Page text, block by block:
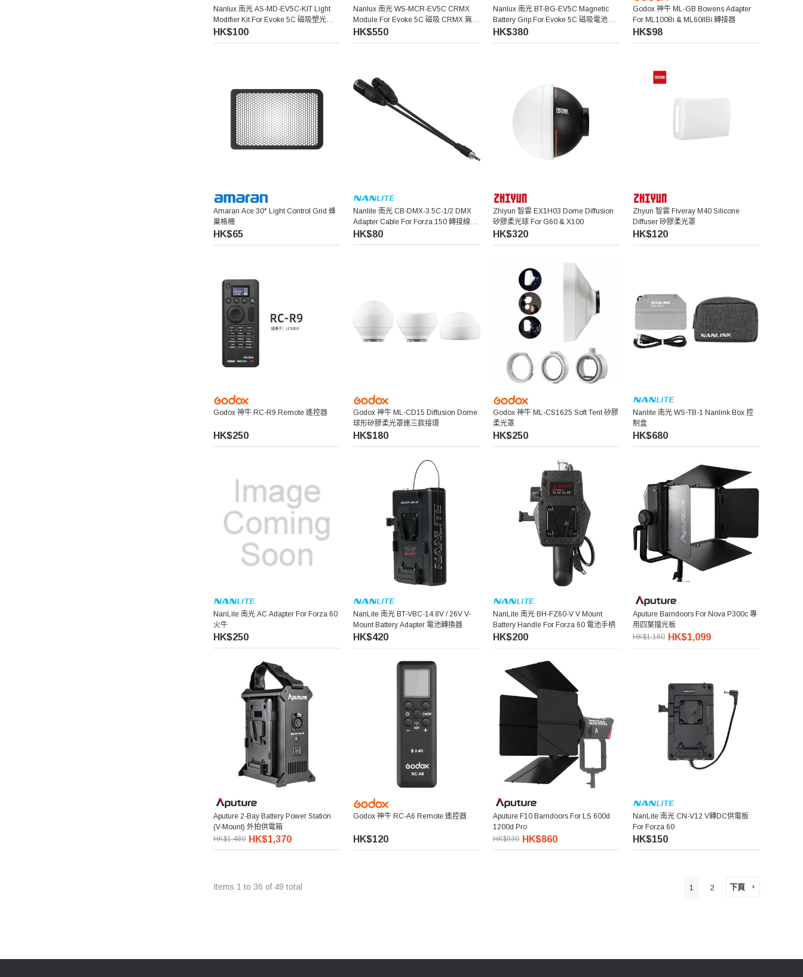
Nanlux 南光 AS-MD-EV5C-KIT Light
Modifier Kit For Evoke 5C 磁吸塑光附件
套裝
HK$100
Nanlux 南光 WS-MCR-EV5C CRMX
Module For Evoke 5C 磁吸 CRMX 無線
控制模組
HK$550
Nanlux 南光 BT-BG-EV5C Magnetic
Battery Grip For Evoke 5C 磁吸電池手
柄
HK$380
Godox 神牛 ML-GB Bowens Adapter
For ML100Bi & ML60IIBi 轉接器
HK$98
Amaran Ace 30° Light Control Grid 蜂
巢格柵
HK$65
Nanlite 南光 CB-DMX-3.5C-1/2 DMX
Adapter Cable For Forza 150 轉接線
(Forza 150 専用)
HK$80
Zhiyun 智雲 EX1H03 Dome Diffusion
矽膠柔光球 For G60 & X100
HK$320
Zhyun 智雲 Fiveray M40 Silicone
Diffuser 矽膠柔光罩
HK$120
Godox 神牛 RC-R9 Remote 遙控器
HK$250
Godox 神牛 ML-CD15 Diffusion Dome
球形矽膠柔光罩連三款接環
HK$180
Godox 神牛 ML-CS1625 Soft Tent 矽膠
柔光罩
HK$250
Nanlite 南光 WS-TB-1 Nanlink Box 控
制盒
HK$680
NanLite 南光 AC Adapter For Forza 60
火牛
HK$250
NanLite 南光 BT-VBC-14.8V / 26V V-
Mount Battery Adapter 電池轉換器
HK$420
NanLite 南光 BH-FZ60-V V Mount
Battery Handle For Forza 60 電池手柄
HK$200
Aputure Barndoors For Nova P300c 專
用四葉擋光板
HK$1,180 HK$1,099
Aputure 2-Bay Battery Power Station
(V-Mount) 外拍供電箱
HK$1,480 HK$1,370
Godox 神牛 RC-A6 Remote 遙控器
HK$120
Aputure F10 Barndoors For LS 600d
1200d Pro
HK$930 HK$860
NanLite 南光 CN-V12 V轉DC供電板
For Forza 60
HK$150
Items 1 to 36 of 49 total 1 2 下頁